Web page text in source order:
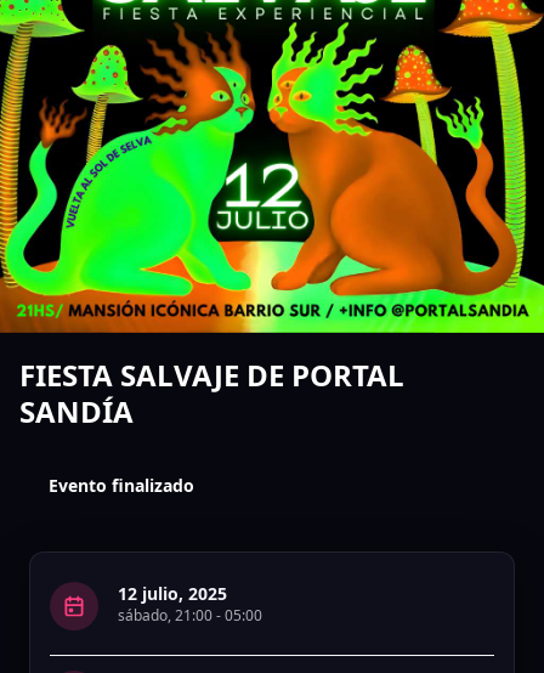
FIESTA SALVAJE DE PORTAL
SANDÍA
Evento finalizado
12 julio, 2025
sábado,21:00-05:00